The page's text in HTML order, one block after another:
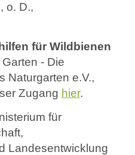
o. D.,
für Wildbienen
- Die
Naturgarten e.V.,
Zugang hier.
für
Landesentwicklung